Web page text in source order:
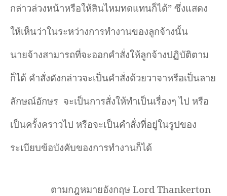
กล่าวล่วงหน้าหรือให้สินไหมทดแทนก็ได้” ซึ่งแสดง
ให้เห็นว่าในระหว่างการทำงานของลูกจ้างนั้น
นายจ้างสามารถที่จะออกคำสั่งให้ลูกจ้างปฏิบัติตาม
ก็ได้ คำสั่งดังกล่าวจะเป็นคำสั่งด้วยวาจาหรือเป็นลาย
ลักษณ์อักษร จะเป็นการสั่งให้ทำเป็นเรื่องๆ ไป หรือ
เป็นครั้งคราวไป หรือจะเป็นคำสั่งที่อยู่ในรูปของ
ระเบียบข้อบังคับของการทำงานก็ได้
ตามกฎหมายอังกฤษ Lord Thankerton